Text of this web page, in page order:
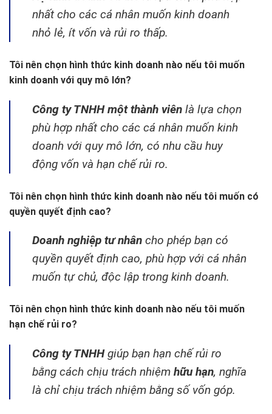
nhất cho các cá nhân muốn kinh doanh
nhỏ lẻ, ít vốn và rủi ro thấp.
Tôi nên chọn hình thức kinh doanh nào nếu tôi muốn
kinh doanh với quy mô lớn?
Công ty TNHH một thành viên là lựa chọn
phù hợp nhất cho các cá nhân muốn kinh
doanh với quy mô lớn, có nhu cầu huy
động vốn và hạn chế rủi ro.
Tôi nên chọn hình thức kinh doanh nào nếu tôi muốn có
quyền quyết định cao?
Doanh nghiệp tư nhân cho phép bạn có
quyền quyết định cao, phù hợp với cá nhân
muốn tự chủ, độc lập trong kinh doanh.
Tôi nên chọn hình thức kinh doanh nào nếu tôi muốn
hạn chế rủi ro?
Công ty TNHHgiúp bạn hạn chế rủi ro
bằng cách chịu trách nhiệm hữu hạn, nghĩa
là chỉ chịu trách nhiệm bằng số vốn góp.